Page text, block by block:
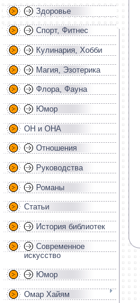
Здоровье
Спорт, Фитнес
Кулинария, Хобби
Магия, Эзотерика
Флора, Фауна
Юмор
ОН и ОНА
Отношения
Руководства
Романы
Статьи
История библиотек
Современное
искусство
Юмор
Омар Хайям